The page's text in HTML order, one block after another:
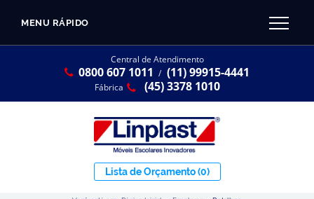
MENU RÁPIDO
Central de Atendimento
0800 607 1011 / (11) 99915-4441
Fábrica (45) 3378 1010
Lista de Orçamento(0)
Linha Resina Plástica
CATÁLOGO LINPLAST 2025
SOBRE A EMPRESA